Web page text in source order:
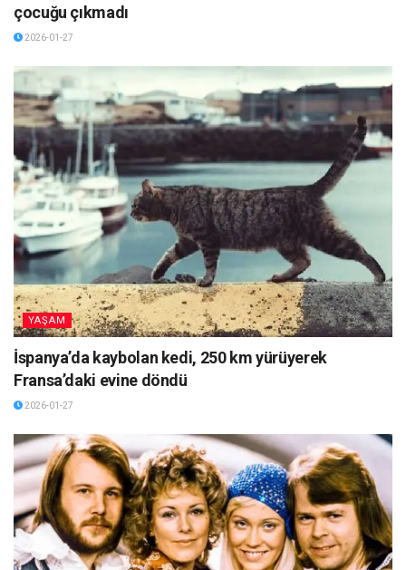
çocuğu çıkmadı
2026-01-27
YAŞAM
İspanya’da kaybolan kedi, 250 km yürüyerek
Fransa’daki evine döndü
2026-01-27